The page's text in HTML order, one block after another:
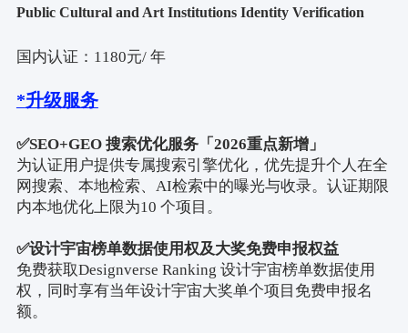
Public Cultural and Art Institutions Identity Verification
国内认证： 1180元/ 年
*升级服务
✅SEO+GEO 搜索优化服务「 2026重点新增」
为认证用户提供专属搜索引擎优化，优先提升个人在全
网搜索、本地检索、 AI检索中的曝光与收录。认证期限
内本地优化上限为10 个项目。
✅设计宇宙榜单数据使用权及大奖免费申报权益
免费获取Designverse Ranking 设计宇宙榜单数据使用
权，同时享有当年设计宇宙大奖单个项目免费申报名
额。